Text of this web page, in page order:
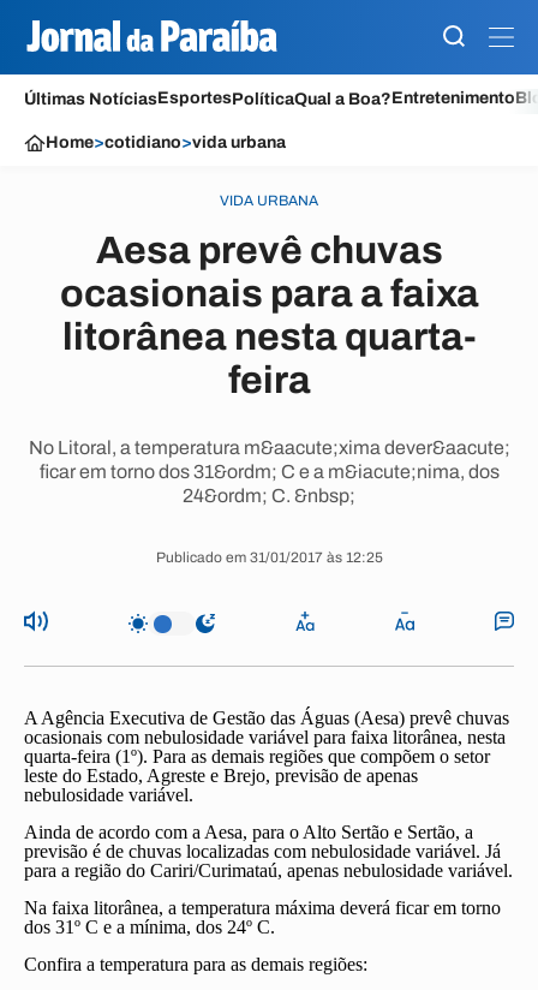
Últimas NotíciasEsportesPolíticaQual a Boa?Entretenimento
Home>cotidiano>vida urbana
VIDA URBANA
Aesa prevê chuvas
ocasionais para a faixa
litorânea nesta quarta-
feira
No Litoral, a temperatura m&aacute;xima dever&aacute;
ficar em torno dos 31&ordm; C e a m&iacute;nima, dos
24&ordm; C. &nbsp;
Publicado em 31/01/2017 às 12:25
A Agência Executiva de Gestão das Águas (Aesa) prevê chuvas
ocasionais com nebulosidade variável para faixa litorânea, nesta
quarta-feira (1º). Para as demais regiões que compõem o setor
leste do Estado, Agreste e Brejo, previsão de apenas
nebulosidade variável.
Ainda de acordo com a Aesa, para o Alto Sertão e Sertão, a
previsão é de chuvas localizadas com nebulosidade variável. Já
para a região do Cariri/Curimataú, apenas nebulosidade variável.
Na faixa litorânea, a temperatura máxima deverá ficar em torno
dos 31º C e a mínima, dos 24º C.
Confira a temperatura para as demais regiões: